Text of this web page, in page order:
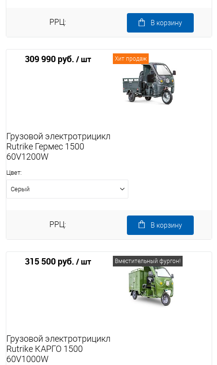
РРЦ:
309 990 руб. / шт
В корзину
Хит продаж
Грузовой электротрицикл
Rutrike Гермес 1500
60V1200W
Цвет:
Серый
РРЦ:
315 500 руб. / шт
В корзину
Вместительный фургон!
Грузовой электротрицикл
Rutrike КАРГО 1500
60V1000W